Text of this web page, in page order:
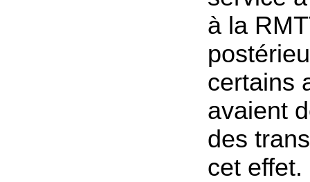
à la
certains
avaient
des
cet effet.